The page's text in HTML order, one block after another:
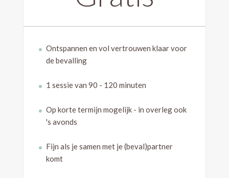
Ontspannen en vol vertrouwen klaar voor
de bevalling
1 sessie van 90 - 120 minuten
Op korte termijn mogelijk - in overleg ook
's avonds
Fijn als je samen met je (beval)partner
komt